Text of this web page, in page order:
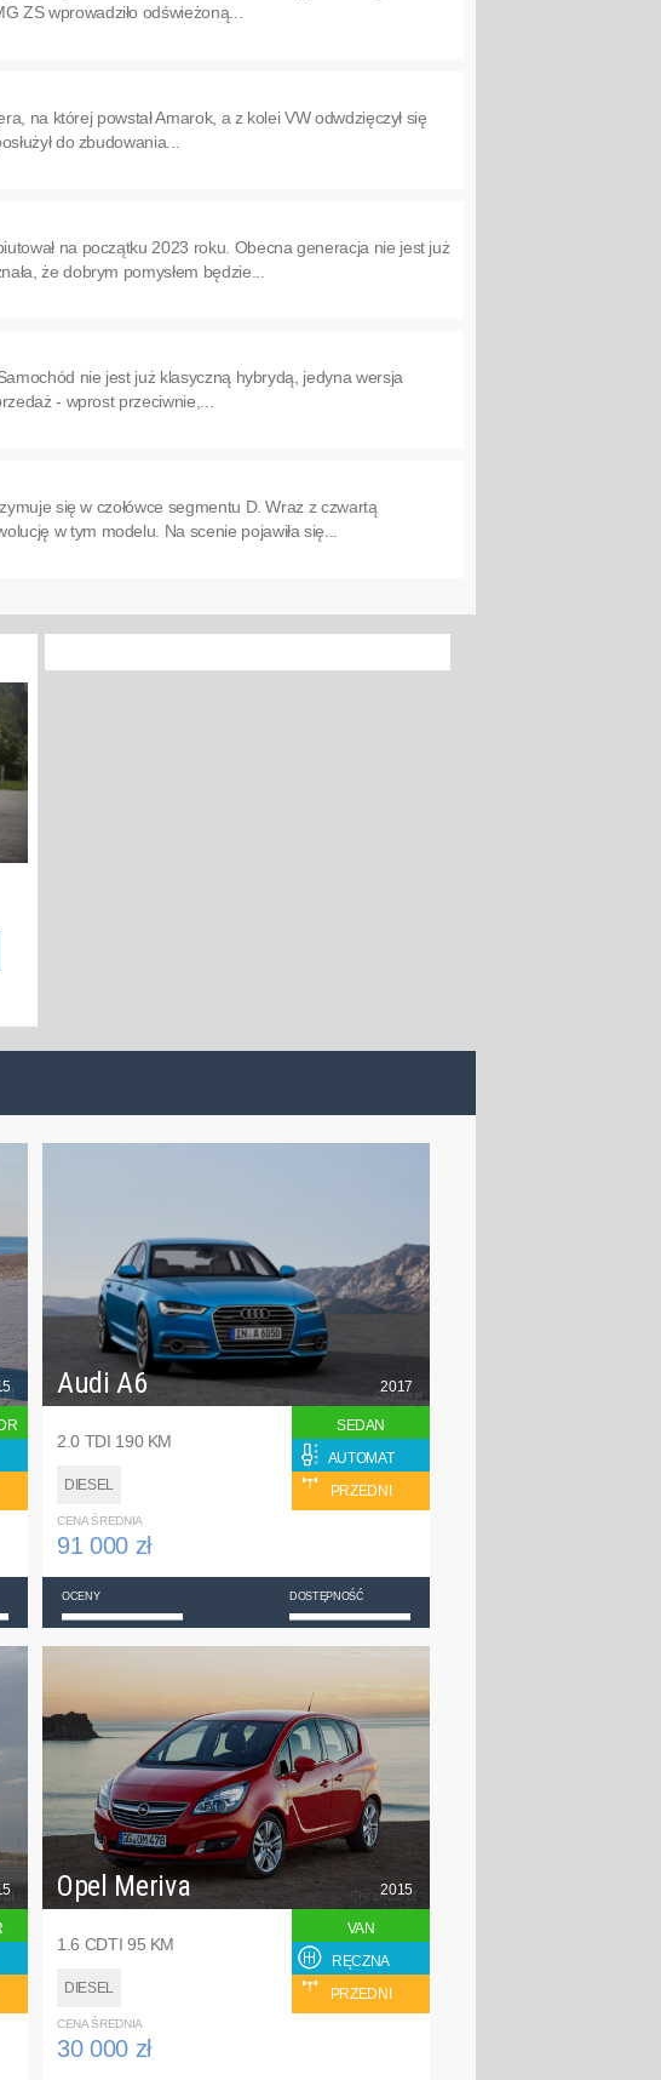
ZS wprowadziło odświeżoną...
na której powstał Amarok, a z kolei VW odwdzięczył się
do zbudowania...
na początku 2023 roku. Obecna generacja nie jest już
że dobrym pomysłem będzie...
nie jest już klasyczną hybrydą, jedyna wersja
- wprost przeciwnie,...
się w czołówce segmentu D. Wraz z czwartą
w tym modelu. Na scenie pojawiła się...
Audi A6
2.0 TDI 190 KM
DIESEL
2017
SEDAN
AUTOMAT
PRZEDNI
CENA ŚREDNIA
91 000 zł
OCENY DOSTĘPNOŚĆ
Opel Meriva
1.6 CDTI 95 KM
DIESEL
2015
VAN
RĘCZNA
PRZEDNI
CENA ŚREDNIA
30 000 zł